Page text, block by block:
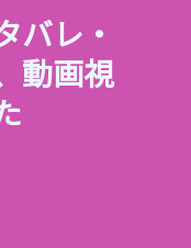
バレ・
動画視